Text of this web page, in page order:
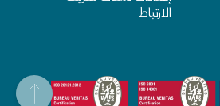
الارتباط